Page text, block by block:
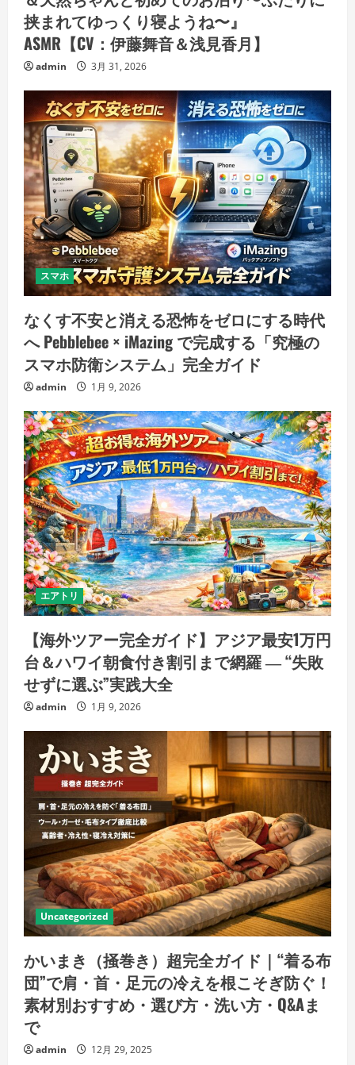
挟まれてゆっくり寝ようね〜』
ASMR【CV：伊藤舞音＆浅見香月】
admin 3月 31, 2026
スマホ
なくす不安と消える恐怖をゼロにする時代
へ Pebblebee × iMazing で完成する「究極の
スマホ防衛システム」完全ガイド
admin 1月 9, 2026
エアトリ
【海外ツアー完全ガイド】アジア最安1万円
台＆ハワイ朝食付き割引まで網羅 ― “失敗
せずに選ぶ”実践大全
admin 1月 9, 2026
Uncategorized
かいまき（掻巻き）超完全ガイド｜“着る布
団”で肩・首・足元の冷えを根こそぎ防ぐ！
素材別おすすめ・選び方・洗い方・Q&Aま
で
admin 12月 29, 2025